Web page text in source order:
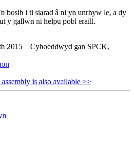
bosib i ti siarad â ni yn unrhyw le, a dy
y gallwn ni helpu pobl eraill.
2015 Cyhoeddwyd gan SPCK,
is also available >>